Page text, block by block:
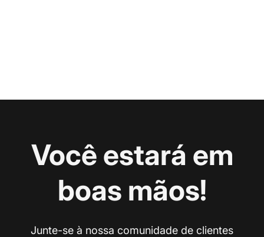
Você estará em
boas mãos!
Junte-se à nossa comunidade de clientes